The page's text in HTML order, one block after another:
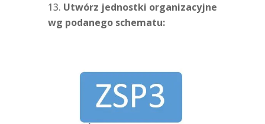
Utwórz jednostki organizacyjne
wg podanego schematu: